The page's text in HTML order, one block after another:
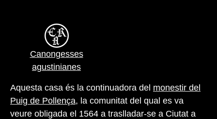
Canongesses
agustinianes
Aquesta casa és la continuadora del monestir del
Puig de Pollença, la comunitat del qual es va
veure obligada el 1564 a traslladar-se a Ciutat a